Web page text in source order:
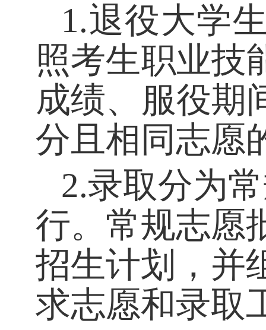
1.退役大学
照考生职业技
成绩、服役期
分且相同志愿
2.录取分为
行。 常规志愿
招生计划，并
求志愿和录取